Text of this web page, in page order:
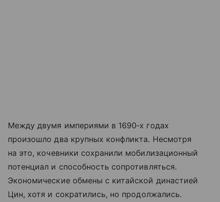
Между двумя империями в 1690‑х годах
произошло два крупных конфликта. Несмотря
на это, кочевники сохранили мобилизационный
потенциал и способность сопротивляться.
Экономические обмены с китайской династией
Цин, хотя и сократились, но продолжались.